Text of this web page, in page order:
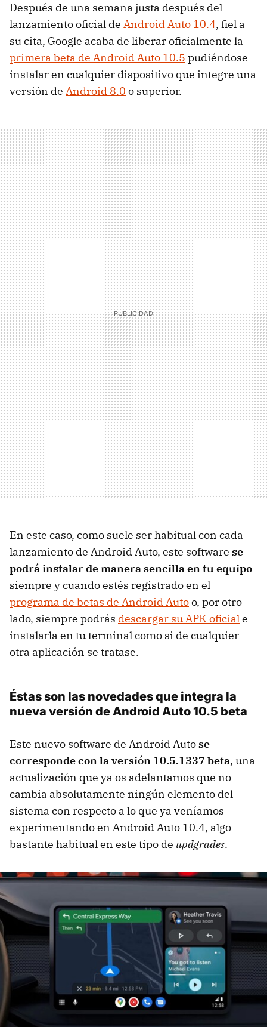
Después de una semana justa después del
lanzamiento oficial de Android Auto 10.4, fiel a
su cita, Google acaba de liberar oficialmente la
primera beta de Android Auto 10.5 pudiéndose
instalar en cualquier dispositivo que integre una
versión de Android 8.0 o superior.
En este caso, como suele ser habitual con cada
lanzamiento de Android Auto, este software se
podrá instalar de manera sencilla en tu equipo
siempre y cuando estés registrado en el
programa de betas de Android Autoo, por otro
lado, siempre podrás descargar su APK oficiale
instalarla en tu terminal como si de cualquier
otra aplicación se tratase.
Éstas son las novedades que integra la
nueva versión de Android Auto 10.5 beta
Este nuevo software de Android Autose
corresponde con la versión 10.5.1337 beta, una
actualización que ya os adelantamos que no
cambia absolutamente ningún elemento del
sistema con respecto a lo que ya veníamos
experimentando en Android Auto 10.4, algo
bastante habitual en este tipo de updgrades.